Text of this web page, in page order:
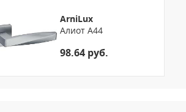
ArniLux
Алиот A44
98.64 руб.